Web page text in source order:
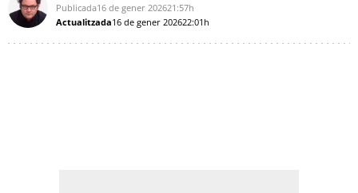
Publicada16 de gener 202621:57h
Actualitzada16 de gener 202622:01h